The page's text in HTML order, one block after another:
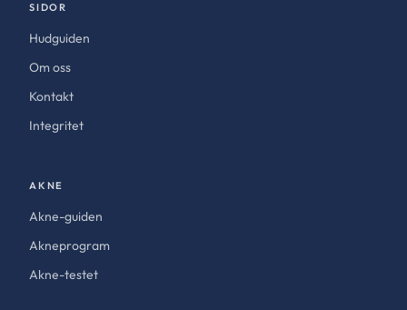
SIDOR
Hudguiden
Om oss
Kontakt
Integritet
AKNE
Akne-guiden
Akneprogram
Akne-testet